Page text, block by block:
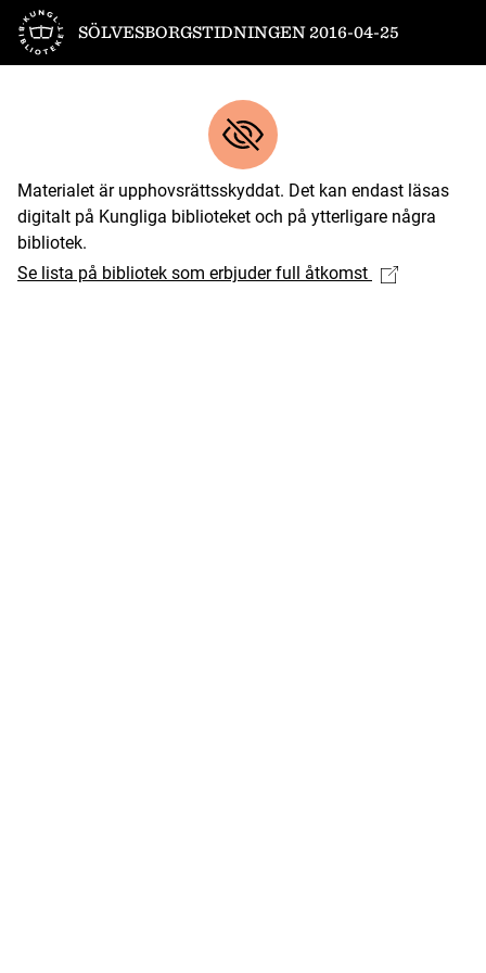
Till startsidan
SÖLVESBORGSTIDNINGEN 2016-04-25
Materialet är upphovsrättsskyddat. Det kan endast läsas
digitalt på Kungliga biblioteket och på ytterligare några
bibliotek.
Se lista på bibliotek som erbjuder full åtkomst